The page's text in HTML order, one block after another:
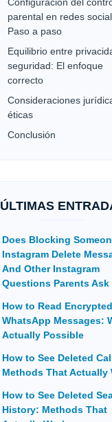
parental en redes
Paso a paso
Equilibrio entre
seguridad: El enfoque
correcto
Consideraciones
éticas
Conclusión
ÚLTIMAS
Does Blocking
Instagram Delete
And Other Instagram
Questions Parents Ask
How to Read Encrypted
WhatsApp Messages:
Actually Possible
How to See Deleted
Methods That Actually
How to See Deleted
History: Methods That